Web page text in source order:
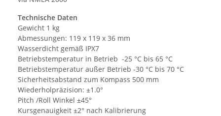
Technische Daten
Gewicht 1 kg
Abmessungen: 119 x 119 x 36 mm
Wasserdicht gemäß IPX7
Betriebstemperatur in Betrieb -25 °C bis 65 °C
Betriebstemperatur außer Betrieb -30 °C bis 70 °C
Sicherheitsabstand zum Kompass 500 mm
Wiederholpräzision: ±1.0°
Pitch /Roll Winkel ±45°
Kursgenauigkeit ±2° nach Kalibrierung